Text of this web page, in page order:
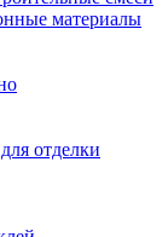
материалы
отделки